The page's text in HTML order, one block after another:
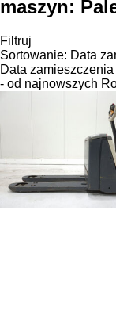
maszyn:
Filtruj
Sortowanie: Data
Data zamieszczenia
- od najnowszych